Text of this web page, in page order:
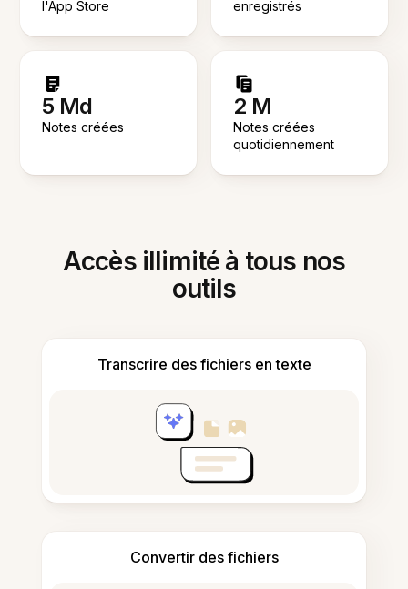
l'App Store
enregistrés
5 Md
Notes créées
2 M
Notes créées
quotidiennement
Accès illimité à tous nos
outils
Transcrire des fichiers en texte
Convertir des fichiers